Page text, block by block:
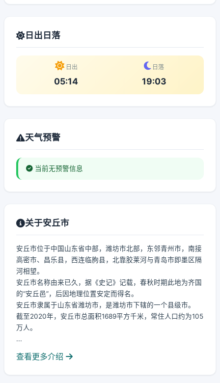
日出日落
日出
05:14
日落
19:03
天气预警
当前无预警信息
关于安丘市
安丘市位于中国山东省中部，潍坊市北部，东邻青州市，南接
高密市、昌乐县，西连临朐县，北靠胶莱河与青岛市即墨区隔
河相望。
安丘市名称由来已久，据《史记》记载，春秋时期此地为齐国
的“安丘邑”，后因地理位置安定而得名。
安丘市隶属于山东省潍坊市，是潍坊市下辖的一个县级市。
截至2020年，安丘市总面积1689平方千米，常住人口约为105
万人。
...
查看更多介绍